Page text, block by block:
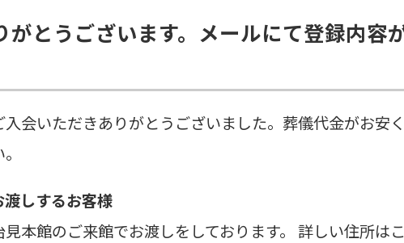
とうございます。メールにて登録内容
会いただきありがとうございました。葬儀代金がお安
渡しするお客様
本館のご来館でお渡しをしております。 詳しい住所は